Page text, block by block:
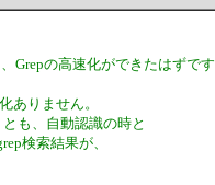
Grepの高速化ができたはずです
りません。
、自動認識の時と
検索結果が、